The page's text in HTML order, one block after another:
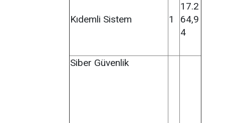
Kıdemli Sistem 1
17.2
64,9
4
Siber Güvenlik